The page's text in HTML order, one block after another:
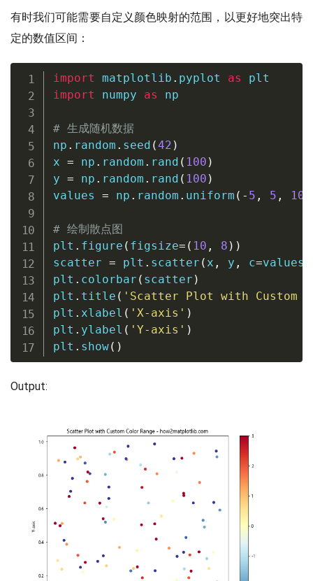
有时我们可能需要自定义颜色映射的范围，以更好地突出特
定的数值区间：
import matplotlib . pyplot as
import numpy as np
# 生成随机数据
np . random . seed (42 )
x = np . random . rand ( 100 )
y = np . random . rand ( 100 )
values = np . random . uniform ( - 5 , 5 , 100
# 绘制散点图
plt . figure ( figsize= ( 10 , 8 ) )
scatter = plt . scatter ( x , y , c=values
plt . colorbar ( scatter )
plt . title ( 'Scatter Plot with Custom
plt . xlabel ( 'X-axis' )
plt . ylabel ( 'Y-axis' )
plt . show( )
Output: